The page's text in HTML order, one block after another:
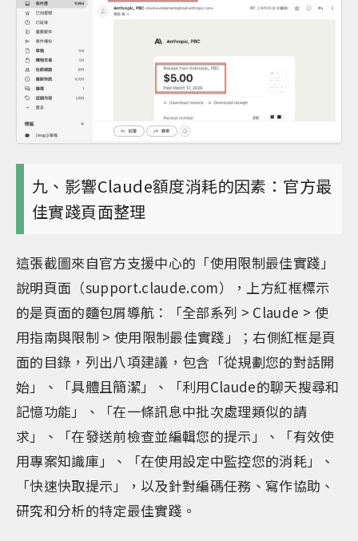
九、影響Claude額度消耗的因素：官方最
佳實踐頁面整理
這張截圖來自官方支援中心的「使用限制最佳實踐」
說明頁面（support.claude.com），上方紅框標示
的是頁面的麵包屑導航：「全部系列 > Claude > 使
用指南與限制 > 使用限制最佳實踐」；右側紅框是頁
面的目錄，列出八項建議，包含「從規劃您的對話開
始」、「具體且簡潔」、「利用Claude的聊天搜尋和
記憶功能」、「在一條訊息中批次處理類似的請
求」、「在發送前檢查並編輯您的提示」、「有效使
用專案知識庫」、「在使用設定中監控您的消耗」、
「快速快取提示」，以及針對編碼任務、寫作協助、
研究和分析的特定最佳實踐。